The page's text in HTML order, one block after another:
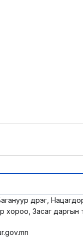
дүүрэг,
хороо, Засаг даргын